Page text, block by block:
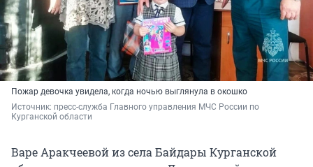
Пожар девочка увидела, когда ночью выглянула в окошко
Источник: пресс-служба Главного управления МЧС России по
Курганской области
Варе Аракчеевой из села Байдары Курганской